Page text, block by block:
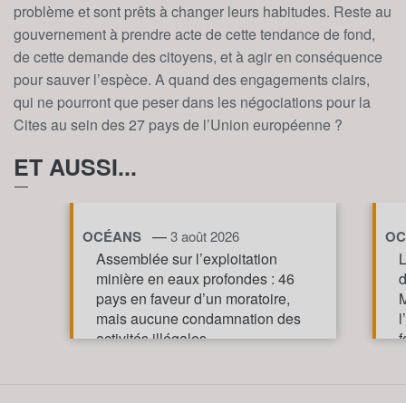
problème et sont prêts à changer leurs habitudes. Reste au
gouvernement à prendre acte de cette tendance de fond,
de cette demande des citoyens, et à agir en conséquence
pour sauver l’espèce. A quand des engagements clairs,
qui ne pourront que peser dans les négociations pour la
Cites au sein des 27 pays de l’Union européenne ?
ET AUSSI...
OCÉANS —3 août 2026
Assemblée sur l’exploitation
minière en eaux profondes : 46
pays en faveur d’un moratoire,
mais aucune condamnation des
activités illégales